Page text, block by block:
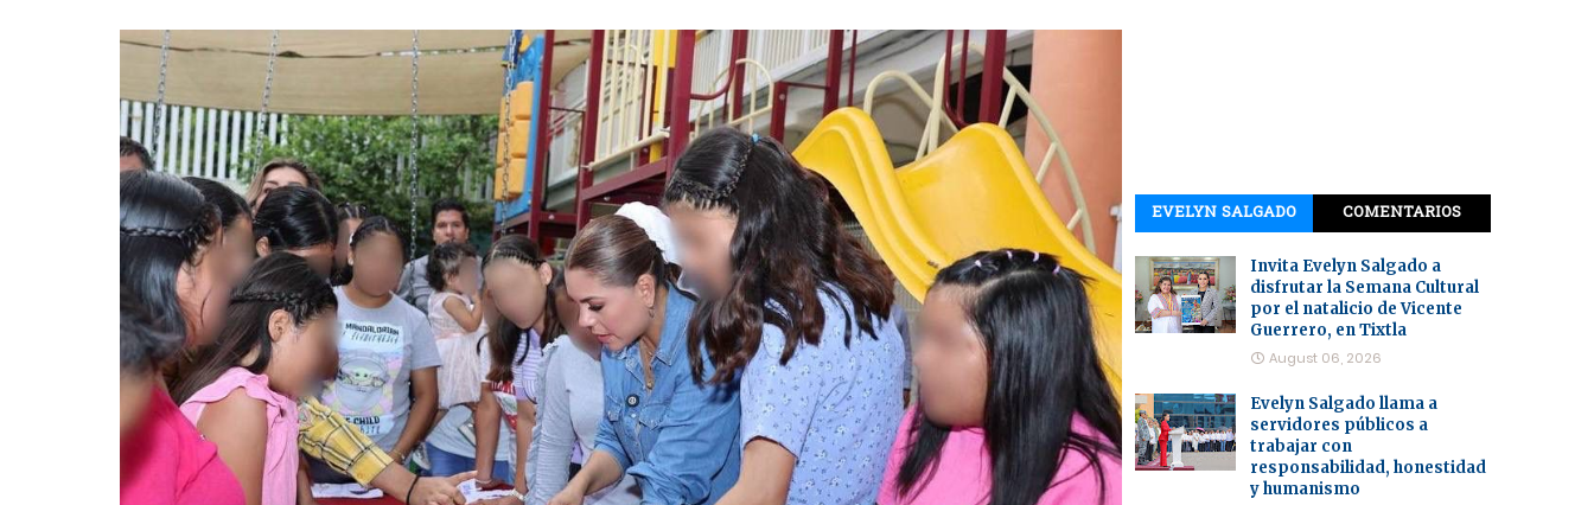
EVELYN SALGADO COMENTARIOS
Invita Evelyn Salgado a
disfrutar la Semana Cultural
por el natalicio de Vicente
Guerrero, en Tixtla
August 06, 2026
Evelyn Salgado llama a
servidores públicos a
trabajar con
responsabilidad, honestidad
y humanismo